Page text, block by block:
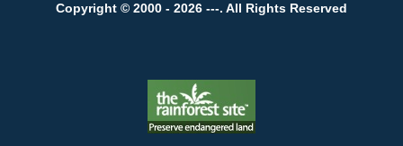
Copyright © 2000 - 2026 ---. All Rights Reserved